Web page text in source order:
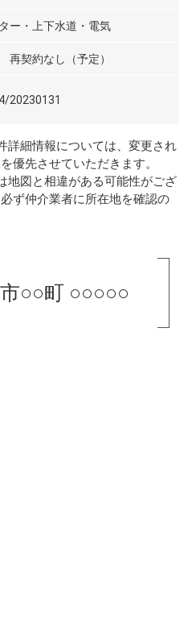
ー・上下水道・電気
契約なし（予定）
20230131
詳細情報については、変更され
優先させていただきます。
地図と相違がある可能性がござ
ず仲介業者に所在地を確認の
○○町 ○○○○○